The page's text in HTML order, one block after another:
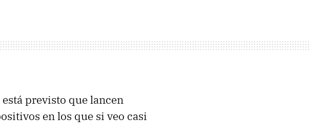
previsto que lancen
en los que si veo casi